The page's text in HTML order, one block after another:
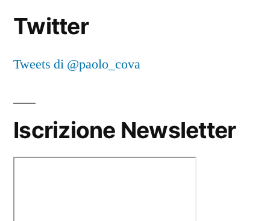
Twitter
Tweets di @paolo_cova
Iscrizione Newsletter